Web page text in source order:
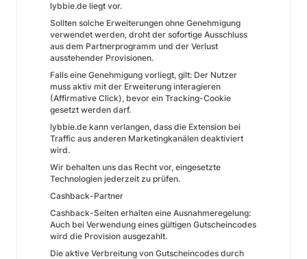
lybbie.de liegt vor.
Sollten solche Erweiterungen ohne Genehmigung
verwendet werden, droht der sofortige Ausschluss
aus dem Partnerprogramm und der Verlust
ausstehender Provisionen.
Falls eine Genehmigung vorliegt, gilt: Der Nutzer
muss aktiv mit der Erweiterung interagieren
(Affirmative Click), bevor ein Tracking-Cookie
gesetzt werden darf.
lybbie.de kann verlangen, dass die Extension bei
Traffic aus anderen Marketingkanälen deaktiviert
wird.
Wir behalten uns das Recht vor, eingesetzte
Technologien jederzeit zu prüfen.
Cashback-Partner
Cashback-Seiten erhalten eine Ausnahmeregelung:
Auch bei Verwendung eines gültigen Gutscheincodes
wird die Provision ausgezahlt.
Die aktive Verbreitung von Gutscheincodes durch